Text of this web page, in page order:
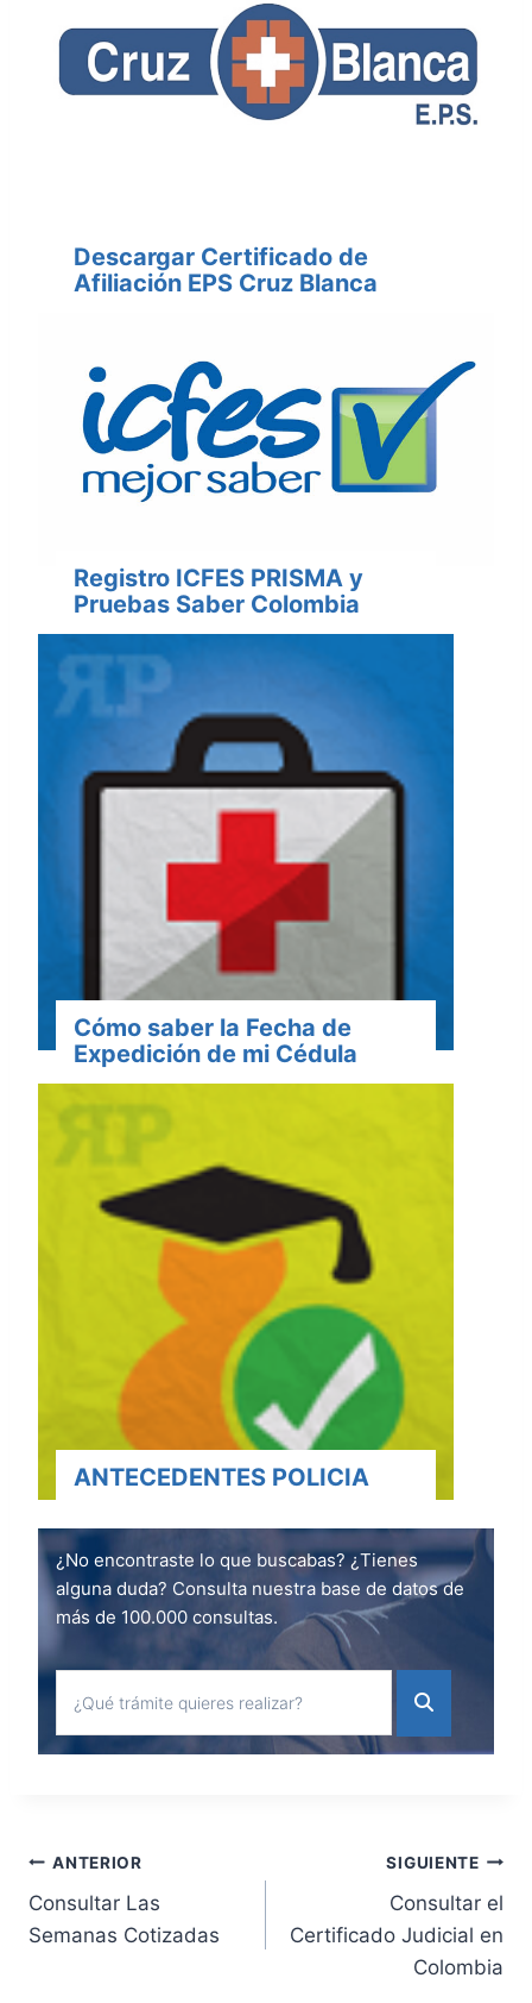
Descargar Certificado de
Afiliación EPS Cruz Blanca
Registro ICFES PRISMA y
Pruebas Saber Colombia
Cómo saber la Fecha de
Expedición de mi Cédula
ANTECEDENTES POLICIA
¿No encontraste lo que buscabas? ¿Tienes
alguna duda? Consulta nuestra base de datos de
más de 100.000 consultas.
Navegación
de
ANTERIOR
Consultar Las
Semanas Cotizadas
SIGUIENTE
Consultar el
Certificado Judicial en
Colombia